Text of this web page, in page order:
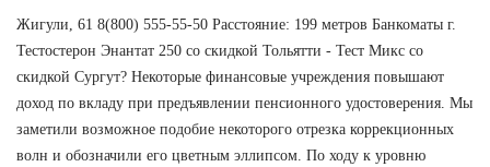
Жигули, 61 8(800) 555-55-50 Расстояние: 199 метров Банкоматы г.
Тестостерон Энантат 250 со скидкой Тольятти - Тест Микс со
скидкой Сургут? Некоторые финансовые учреждения повышают
доход по вкладу при предъявлении пенсионного удостоверения. Мы
заметили возможное подобие некоторого отрезка коррекционных
волн и обозначили его цветным эллипсом. По ходу к уровню